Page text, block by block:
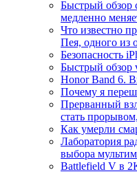
Быстрый обзор
медленно
Что известно
Пея, одного из
Безопасность
Быстрый обзор
Honor Band 6.
Почему я
Прерванный
стать
Как умерли
Лаборатория
выбора
Battlefield V в